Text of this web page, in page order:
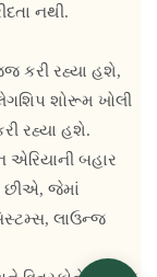
નથી.
કરી રહ્યા હશે,
શોરૂમ ખોલી
રહ્યા હશે.
બહાર
છીએ, જેમાં
લાઉન્જ